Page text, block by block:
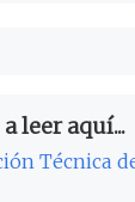
leer aquí...
Técnica